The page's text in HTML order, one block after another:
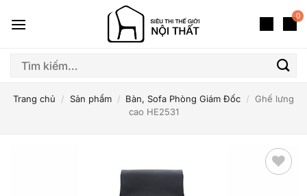
qua
dung
0
Tìm
Trang chủ / Sản phẩm / Bàn, Sofa Phòng Giám Đốc / Ghế lưng
cao HE2531